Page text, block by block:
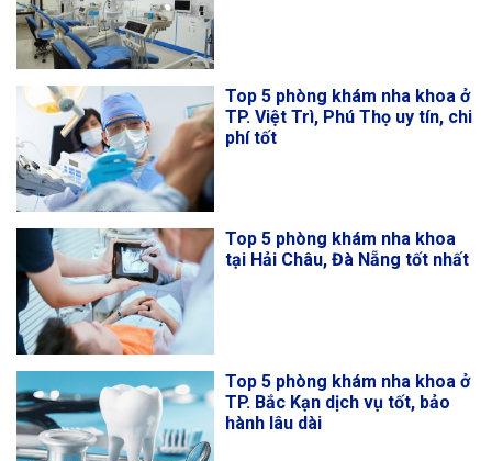
Top 5 phòng khám nha khoa ở
TP. Việt Trì, Phú Thọ uy tín, chi
phí tốt
Top 5 phòng khám nha khoa
tại Hải Châu, Đà Nẵng tốt nhất
Top 5 phòng khám nha khoa ở
TP. Bắc Kạn dịch vụ tốt, bảo
hành lâu dài